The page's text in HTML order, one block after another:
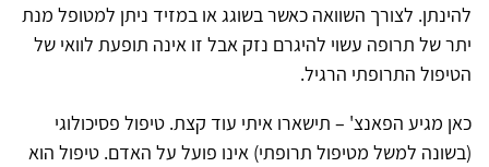
להינתן. לצורך השוואה כאשר בשוגג או במזיד ניתן למטופל מנת
יתר של תרופה עשוי להיגרם נזק אבל זו אינה תופעת לוואי של
הטיפול התרופתי הרגיל.
כאן מגיע הפאנצ' – תישארו איתי עוד קצת. טיפול פסיכולוגי
(בשונה למשל מטיפול תרופתי) אינו פועל על האדם. טיפול הוא